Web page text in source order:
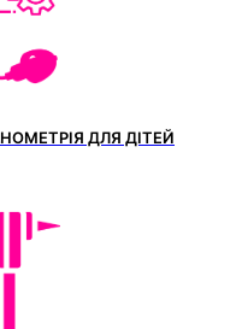
ДЛЯ ДІТЕЙ